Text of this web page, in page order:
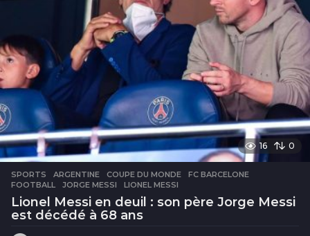
16 0
SPORTS ARGENTINE ,COUPE DU MONDE ,FC BARCELONE
FOOTBALL
,JORGE MESSI ,LIONEL MESSI
Lionel Messi en deuil : son père Jorge Messi
est décédé à 68 ans